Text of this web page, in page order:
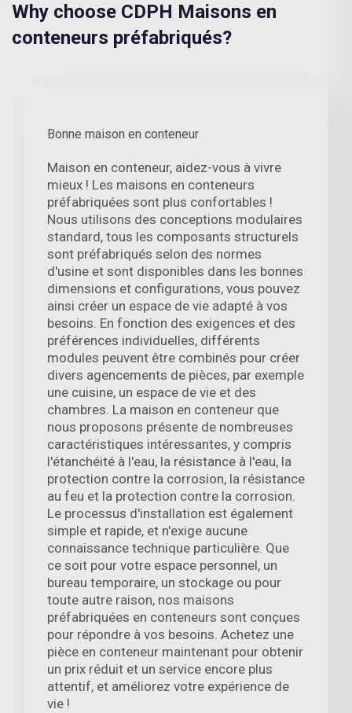
Why choose CDPH Maisons en
conteneurs préfabriqués?
Bonne maison en conteneur
Maison en conteneur, aidez-vous à vivre
mieux ! Les maisons en conteneurs
préfabriquées sont plus confortables !
Nous utilisons des conceptions modulaires
standard, tous les composants structurels
sont préfabriqués selon des normes
d'usine et sont disponibles dans les bonnes
dimensions et configurations, vous pouvez
ainsi créer un espace de vie adapté à vos
besoins. En fonction des exigences et des
préférences individuelles, différents
modules peuvent être combinés pour créer
divers agencements de pièces, par exemple
une cuisine, un espace de vie et des
chambres. La maison en conteneur que
nous proposons présente de nombreuses
caractéristiques intéressantes, y compris
l'étanchéité à l'eau, la résistance à l'eau, la
protection contre la corrosion, la résistance
au feu et la protection contre la corrosion.
Le processus d'installation est également
simple et rapide, et n'exige aucune
connaissance technique particulière. Que
ce soit pour votre espace personnel, un
bureau temporaire, un stockage ou pour
toute autre raison, nos maisons
préfabriquées en conteneurs sont conçues
pour répondre à vos besoins. Achetez une
pièce en conteneur maintenant pour obtenir
un prix réduit et un service encore plus
attentif, et améliorez votre expérience de
vie !